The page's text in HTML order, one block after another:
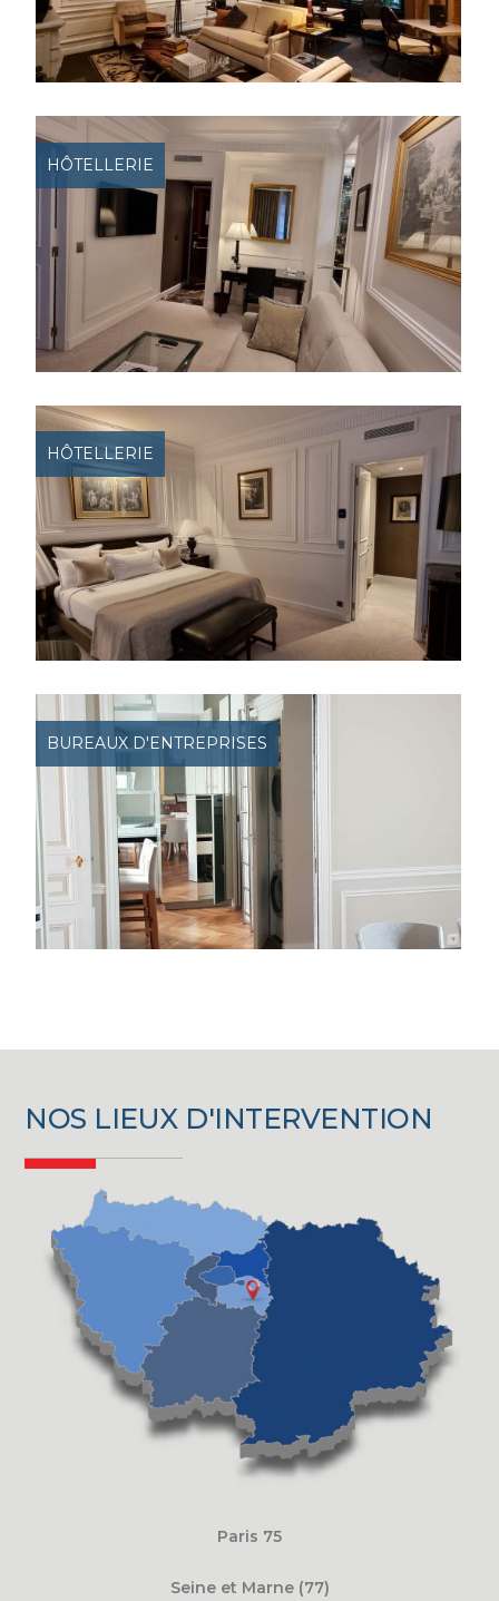
HÔTELLERIE
HÔTELLERIE
BUREAUX D'ENTREPRISES
NOS LIEUX D'INTERVENTION
Paris 75
Seine et Marne (77)